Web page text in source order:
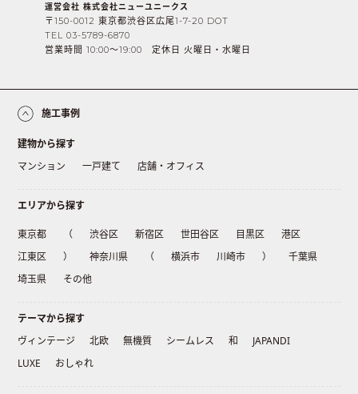
運営会社 株式会社ニューユニークス
〒150-0012 東京都渋谷区広尾1-7-20 DOT
TEL 03-5789-6870
営業時間 10:00〜19:00 定休日 火曜日・水曜日
施工事例
建物から探す
マンション
一戸建て 店舗・オフィス
エリアから探す
東京都 （ 渋谷区 新宿区 世田谷区 目黒区
港区
江東区
） 神奈川県 （ 横浜市 川崎市 ）
千葉県
埼玉県
その他
テーマから探す
ヴィンテージ
北欧 無機質 シームレス 和
JAPANDI
LUXE
おしゃれ